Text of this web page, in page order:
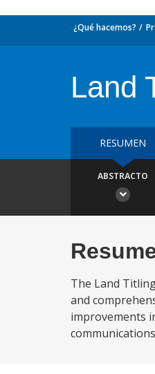
¿Qué hacemos?
Land
RESUMEN
ABSTRACTO
The Land
and
improvements